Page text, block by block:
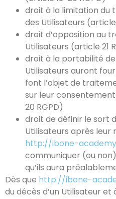
droit à la limitation du
des Utilisateurs (article
droit d’opposition au
Utilisateurs (article 21
droit à la portabilité
Utilisateurs auront
font l’objet de
sur leur
20 RGPD)
droit de définir le sort
Utilisateurs après leur
http://ibone-
communiquer (ou
qu’ils aura
Dès que http://ibone-
du décès d’un Utilisateur